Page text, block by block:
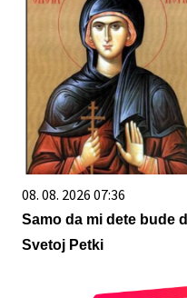
08. 08. 2026 07:36
Samo da mi dete bude
Svetoj Petki